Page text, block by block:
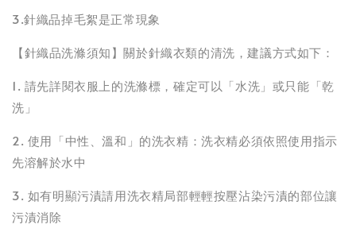
3.針織品掉毛絮是正常現象
【針織品洗滌須知】關於針織衣類的清洗，建議方式如下：
1. 請先詳閱衣服上的洗滌標，確定可以「水洗」或只能「乾
洗」
2. 使用「中性、溫和」的洗衣精：洗衣精必須依照使用指示
先溶解於水中
3. 如有明顯污漬請用洗衣精局部輕輕按壓沾染污漬的部位讓
污漬消除